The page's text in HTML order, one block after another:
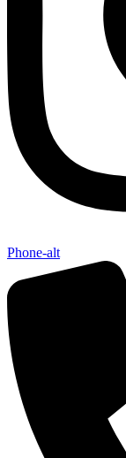
Phone-alt